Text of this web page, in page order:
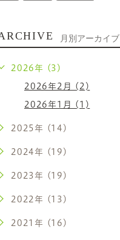
月別アーカイブ
2026年 (3)
2026年2月 (2)
2026年1月 (1)
2025年 (14)
2024年 (19)
2023年 (19)
2022年 (13)
2021年 (16)